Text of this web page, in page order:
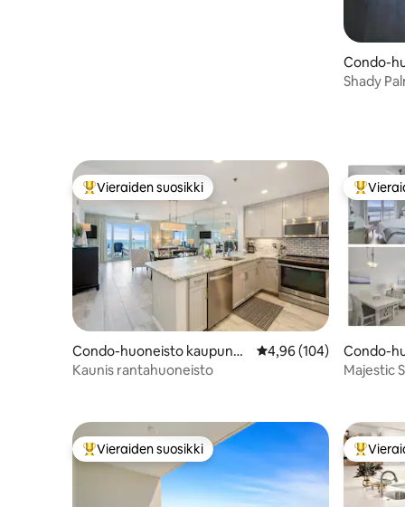
Condo-
a Alempi
Shady
Vieraiden suosikkien parhaimmistoa
Vieraiden suosikki
Condo-huoneisto kaupungi
ssa Miramar Beach
Keskimääräinen arvio
4,96 (104)
Kaunis rantahuoneisto
Condo-
Miramar
Majestic
Vieraiden suosikkien parhaimmistoa
Vieraiden suosikki